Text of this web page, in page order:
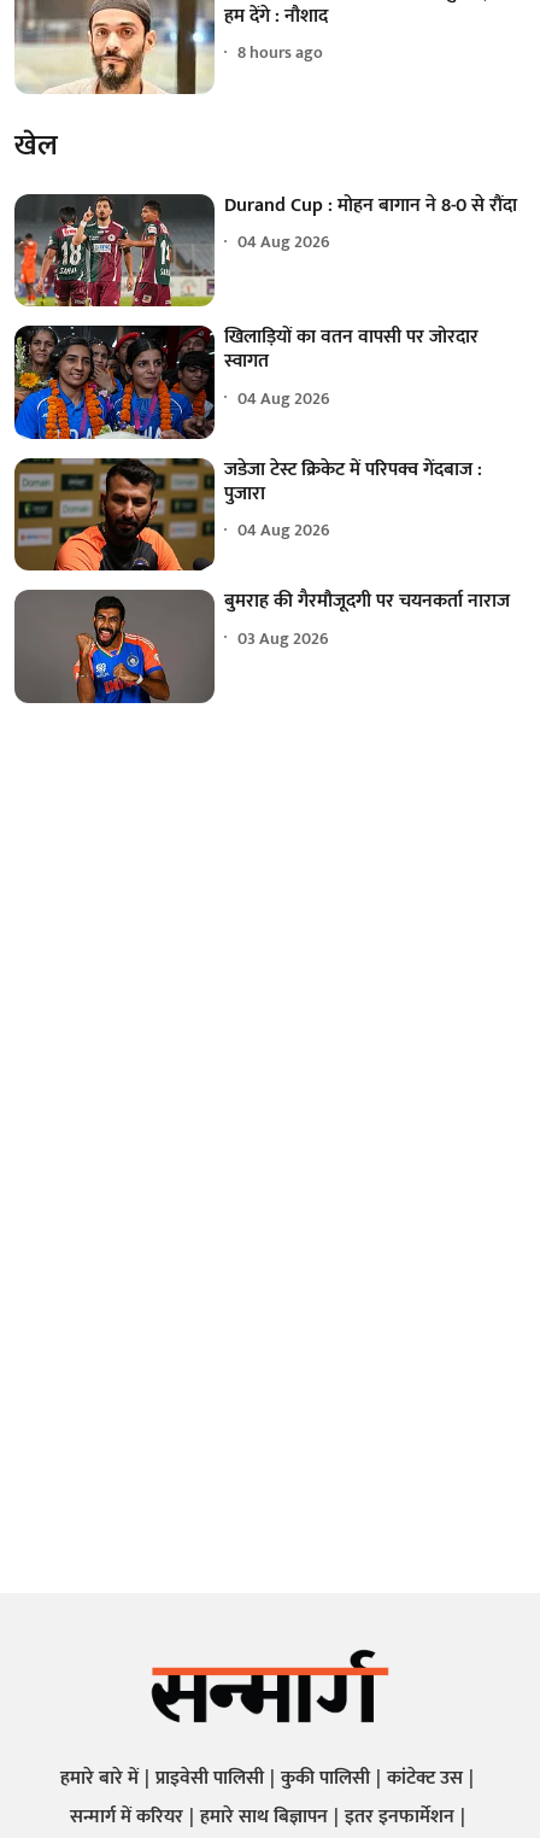
हम देंगे : नौशाद
8 hours ago
खेल
Durand Cup : मोहन बागान ने 8-0 से रौंदा
04 Aug 2026
खिलाड़ियों का वतन वापसी पर जोरदार
स्वागत
04 Aug 2026
जडेजा टेस्ट क्रिकेट में परिपक्व गेंदबाज :
पुजारा
04 Aug 2026
बुमराह की गैरमौजूदगी पर चयनकर्ता नाराज
03 Aug 2026
हमारे बारे में प्राइवेसी पालिसी कुकी पालिसी कांटेक्ट उस
सन्मार्ग में करियर हमारे साथ बिज्ञापन इतर इनफार्मेशन